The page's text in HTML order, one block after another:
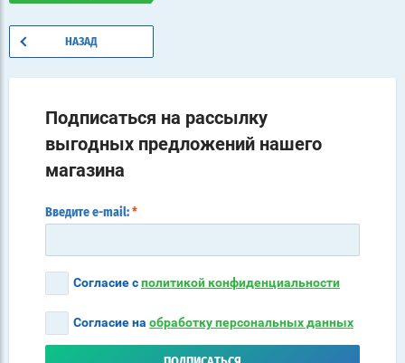
НАЗАД
Подписаться на рассылку
выгодных предложений нашего
магазина
Введите e-mail: *
Согласие сполитикой конфиденциальности
Согласие на обработку персональных данных